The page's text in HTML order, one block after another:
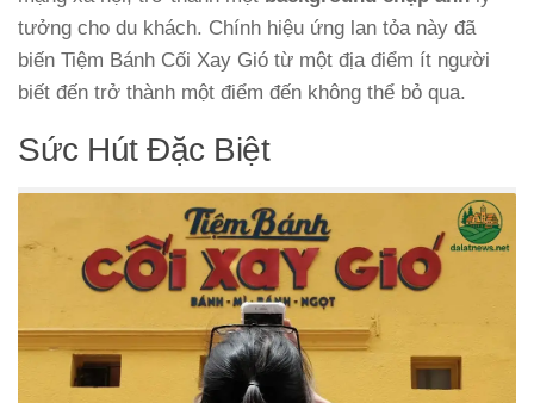
tưởng cho du khách. Chính hiệu ứng lan tỏa này đã
biến Tiệm Bánh Cối Xay Gió từ một địa điểm ít người
biết đến trở thành một điểm đến không thể bỏ qua.
Sức Hút Đặc Biệt